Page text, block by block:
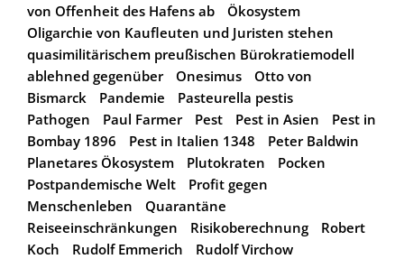
von Offenheit des Hafens ab
Ökosystem
Oligarchie von Kaufleuten und Juristen stehen
quasimilitärischem preußischen Bürokratiemodell
ablehned gegenüber
Onesimus
Otto von
Bismarck
Pandemie
Pasteurella pestis
Pathogen
Paul Farmer Pest Pest in Asien
Pest in
Bombay 1896
Pest in Italien 1348
Peter Baldwin
Planetares Ökosystem
Plutokraten
Pocken
Postpandemische Welt
Profit gegen
Menschenleben
Quarantäne
Reiseeinschränkungen
Risikoberechnung
Robert
Koch
Rudolf Emmerich
Rudolf Virchow